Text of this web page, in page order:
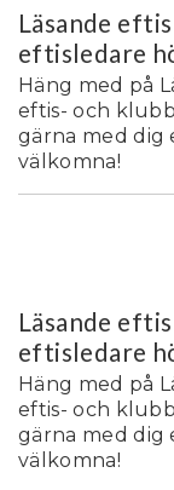
Läsande
eftisledare
Häng med på
eftis- och
gärna med dig
välkomna!
Läsande
eftisledare
Häng med på
eftis- och
gärna med dig
välkomna!